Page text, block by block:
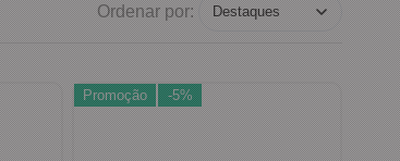
Ordenar por:
Promoção -5%